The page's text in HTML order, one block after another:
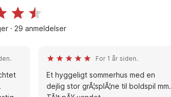
· 29 anmeldelser
For 1 år siden.
Et hyggeligt sommerhus med en
dejlig stor grÃ¦splÃ¦ne til boldspil mm.